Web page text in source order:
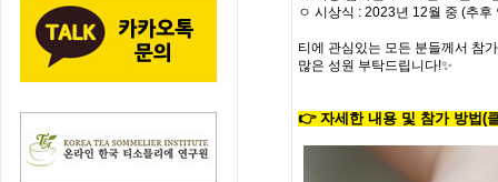
ㅇ 시상식 : 2023년 12월 중 (추후
티에 관심있는 모든 분들께서 참
많은 성원 부탁드립니다!✨
👉 자세한 내용 및 참가 방법(